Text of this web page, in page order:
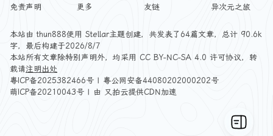
免责声明
更多
友链
异次元之旅
本站由thun888使用 Stellar主题创建，共发表了64篇文章，总计 90.6k
字，最后构建于2026/8/7
本站所有文章除特别声明外，均采用 CC BY-NC-SA 4.0 许可协议，转
载请注明出处
粤ICP备2025382466号 | 粤公网安备44080202000202号
萌ICP备20210043号 | 由 又拍云提供CDN加速